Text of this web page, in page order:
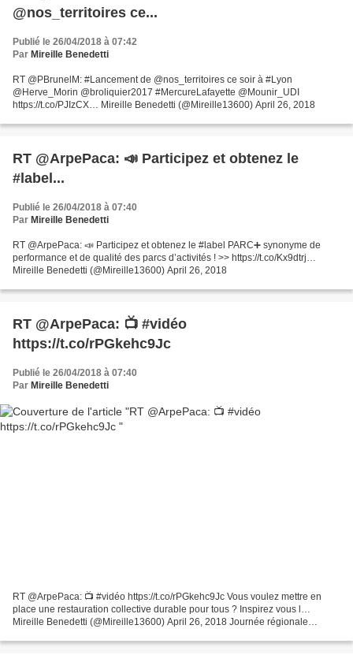
@nos_territoires ce...
Publié le 26/04/2018 à 07:42
Par Mireille Benedetti
RT @PBrunelM: #Lancement de @nos_territoires ce soir à #Lyon
@Herve_Morin @broliquier2017 #MercureLafayette @Mounir_UDI
https://t.co/PJIzCX… Mireille Benedetti (@Mireille13600) April 26, 2018
RT @ArpePaca: 📣 Participez et obtenez le
#label...
Publié le 26/04/2018 à 07:40
Par Mireille Benedetti
RT @ArpePaca: 📣 Participez et obtenez le #label PARC➕ synonyme de
performance et de qualité des parcs d’activités ! >> https://t.co/Kx9dtrj…
Mireille Benedetti (@Mireille13600) April 26, 2018
RT @ArpePaca: 📺 #vidéo
https://t.co/rPGkehc9Jc
Publié le 26/04/2018 à 07:40
Par Mireille Benedetti
RT @ArpePaca: 📺 #vidéo https://t.co/rPGkehc9Jc Vous voulez mettre en
place une restauration collective durable pour tous ? Inspirez vous l…
Mireille Benedetti (@Mireille13600) April 26, 2018 Journée régionale